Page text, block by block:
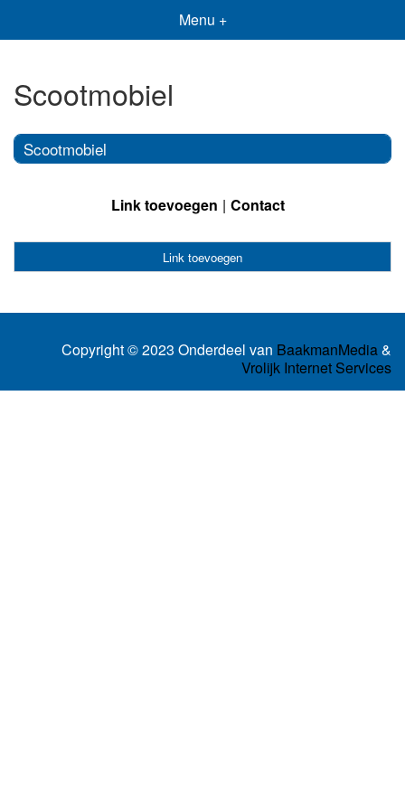
Menu +
Scootmobiel
Scootmobiel
Link toevoegen Contact
Link toevoegen
Copyright © 2023 Onderdeel van BaakmanMedia&
Vrolijk Internet Services